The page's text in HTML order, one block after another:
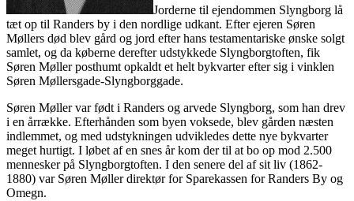
Jorderne til ejendommen Slyngborg lå
tæt op til Randers by i den nordlige udkant. Efter ejeren Søren
Møllers død blev gård og jord efter hans testamentariske ønske solgt
samlet, og da køberne derefter udstykkede Slyngborgtoften, fik
Søren Møller posthumt opkaldt et helt bykvarter efter sig i vinklen
Søren Møllersgade-Slyngborggade.
Søren Møller var født i Randers og arvede Slyngborg, som han drev
i en årrække. Efterhånden som byen voksede, blev gården næsten
indlemmet, og med udstykningen udvikledes dette nye bykvarter
meget hurtigt. I løbet af en snes år kom der til at bo op mod 2.500
mennesker på Slyngborgtoften. I den senere del af sit liv (1862-
1880) var Søren Møller direktør for Sparekassen for Randers By og
Omegn.